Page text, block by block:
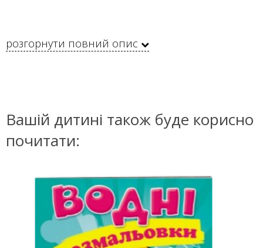
розгорнути повний опис
Вашій дитині також буде корисно
почитати: